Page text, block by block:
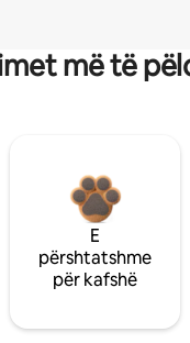
më të
E
përshtatshme
për kafshë